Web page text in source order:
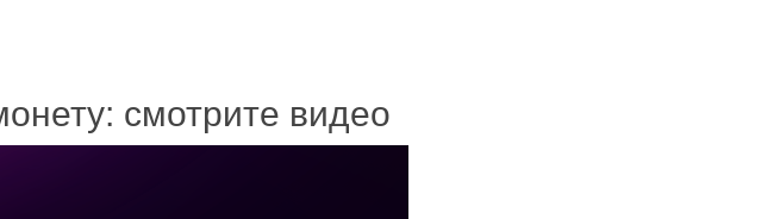
смотрите видео